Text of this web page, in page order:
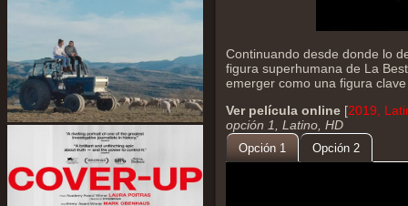
Continuando desde donde lo
figura superhumana de La
emerger como una figura
Ver película online [2019,
opción 1, Latino, HD
Opción 1 Opción 2